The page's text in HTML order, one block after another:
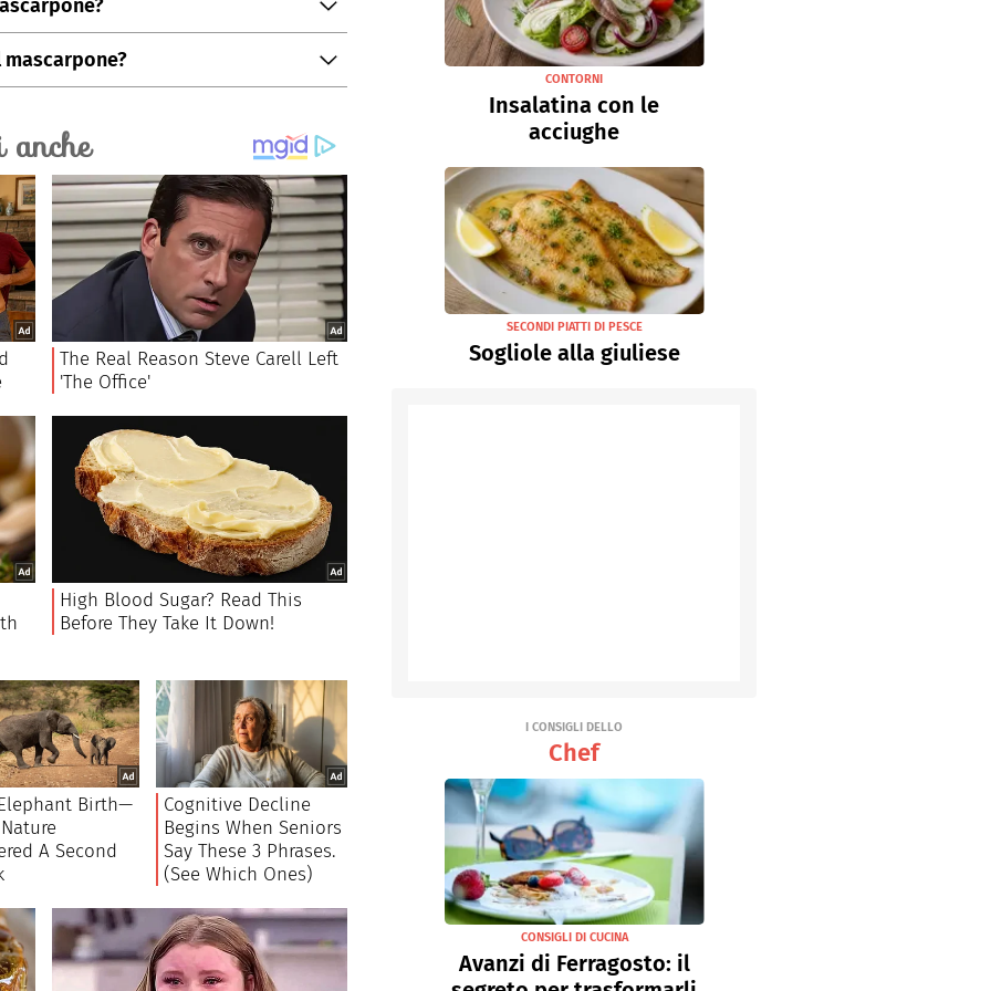
è il mascarpone. Gli utilizzi sono
bignè e pasticcini o creare una
mascarpone?
CONTORNI
Insalatina con le
acciughe
SECONDI PIATTI DI PESCE
Sogliole alla giuliese
I CONSIGLI DELLO
Chef
CONSIGLI DI CUCINA
Avanzi di Ferragosto: il